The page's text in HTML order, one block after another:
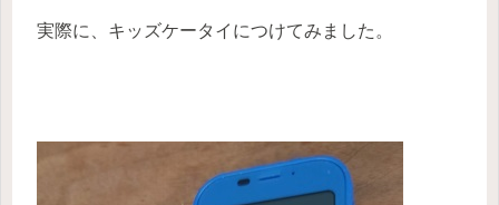
実際に、キッズケータイにつけてみました。